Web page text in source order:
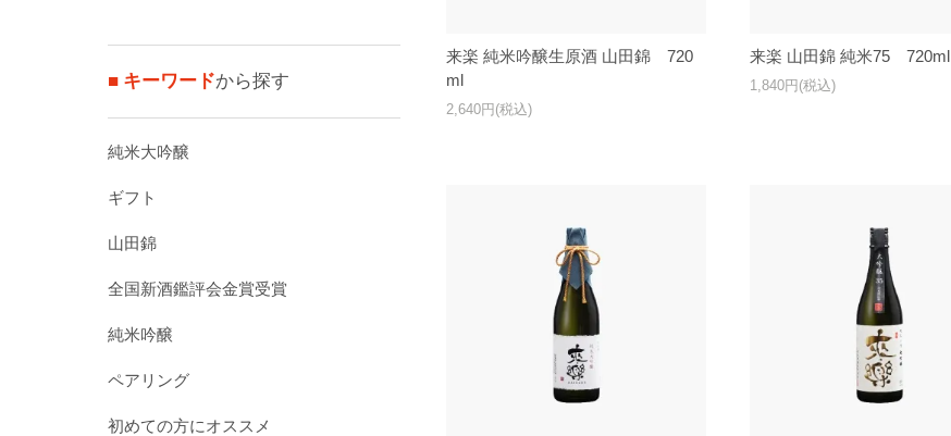
来楽 純米吟醸生原酒 山田錦 720
ml
2,640円(税込)
来楽 山田錦 純米75 720ml
1,840円(税込)
■ キーワードから探す
純米大吟醸
ギフト
山田錦
全国新酒鑑評会金賞受賞
純米吟醸
ペアリング
初めての方にオススメ